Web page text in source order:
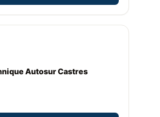
Autosur Castres